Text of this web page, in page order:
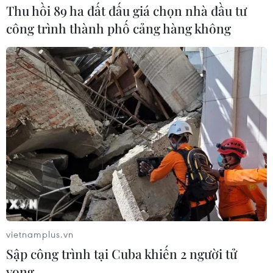
VEC: Băng keo không có tác dụng chống
thấm hầm chui cao tốc
22/11/2018 08:09
Tổng công ty Đầu tư phát triển đường cao tốc Việt Nam
cho biết, việc sử dụng băng keo không có tác dụng
chống thấm hầm chui trên cao tốc Đà Nẵng-Quảng
Ngãi.
Thu hồi 89 ha đất đấu giá chọn nhà đầu tư
công trình thành phố cảng hàng không
vietnamplus.vn
Sập công trình tại Cuba khiến 2 người tử